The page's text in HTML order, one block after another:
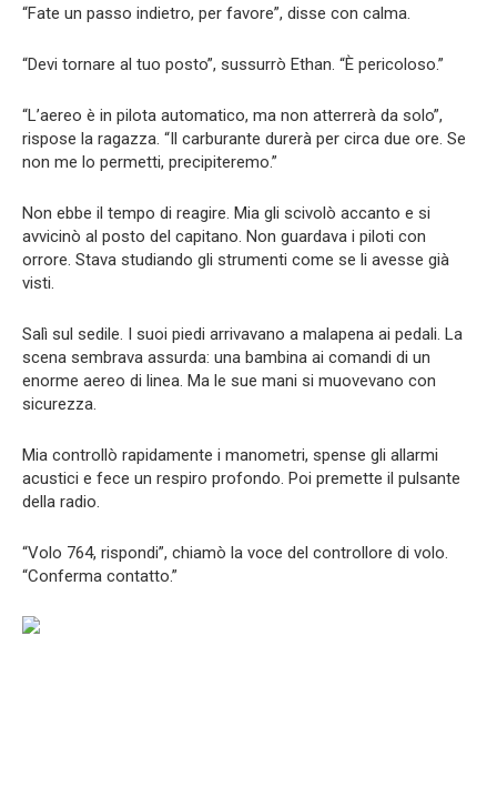
“Fate un passo indietro, per favore”, disse con calma.
“Devi tornare al tuo posto”, sussurrò Ethan. “È pericoloso.”
“L’aereo è in pilota automatico, ma non atterrerà da solo”,
rispose la ragazza. “Il carburante durerà per circa due ore. Se
non me lo permetti, precipiteremo.”
Non ebbe il tempo di reagire. Mia gli scivolò accanto e si
avvicinò al posto del capitano. Non guardava i piloti con
orrore. Stava studiando gli strumenti come se li avesse già
visti.
Salì sul sedile. I suoi piedi arrivavano a malapena ai pedali. La
scena sembrava assurda: una bambina ai comandi di un
enorme aereo di linea. Ma le sue mani si muovevano con
sicurezza.
Mia controllò rapidamente i manometri, spense gli allarmi
acustici e fece un respiro profondo. Poi premette il pulsante
della radio.
“Volo 764, rispondi”, chiamò la voce del controllore di volo.
“Conferma contatto.”